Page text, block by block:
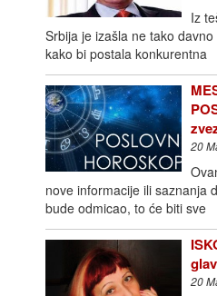
Iz
Srbija je izašla ne tako
kako bi postala konkurentna
20
nove informacije ili saznanja
bude odmicao, to će biti sve
20